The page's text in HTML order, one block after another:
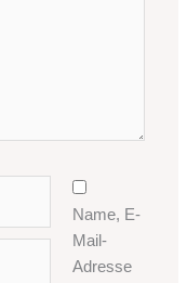
Name, E-
Mail-
Adresse